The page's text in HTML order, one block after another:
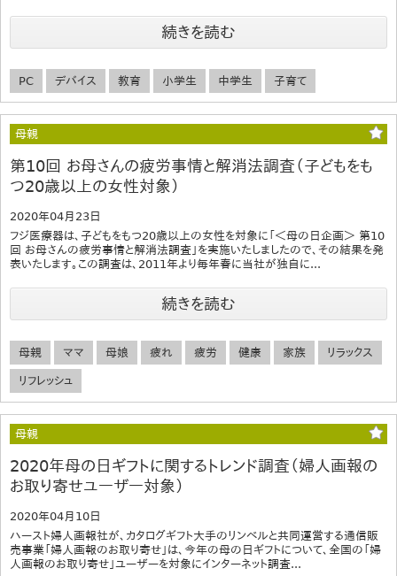
続きを読む
PC デバイス 教育 小学生 中学生 子育て
母親
第10回 お母さんの疲労事情と解消法調査（子どもをも
つ20歳以上の女性対象）
2020年04月23日
フジ医療器は、子どもをもつ20歳以上の女性を対象に「＜母の日企画＞ 第10
回 お母さんの疲労事情と解消法調査」を実施いたしましたので、その結果を発
表いたします。この調査は、2011年より毎年春に当社が独自に...
続きを読む
母親 ママ 母娘 疲れ 疲労 健康 家族 リラックス
リフレッシュ
母親
2020年母の日ギフトに関するトレンド調査（婦人画報の
お取り寄せユーザー対象）
2020年04月10日
ハースト婦人画報社が、カタログギフト大手のリンベルと共同運営する通信販
売事業「婦人画報のお取り寄せ」は、今年の母の日ギフトについて、全国の「婦
人画報のお取り寄せ」ユーザーを対象にインターネット調査...